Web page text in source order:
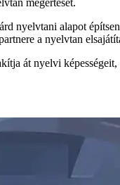
nyelvtani alapot
a nyelvtan
át nyelvi